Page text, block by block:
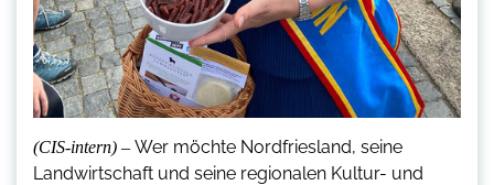
(CIS-intern) – Wer möchte Nordfriesland, seine
Landwirtschaft und seine regionalen Kultur- und